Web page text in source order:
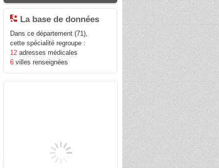
La base de données
Dans ce département (71),
cette spécialité regroupe :
12 adresses médicales
6 villes renseignées